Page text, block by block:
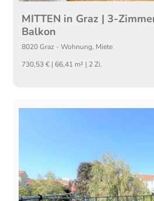
MITTEN in Graz | 3-
Balkon
8020 Graz -Wohnung, Miete
730,53 € | 66,41 m² | 2 Zi.